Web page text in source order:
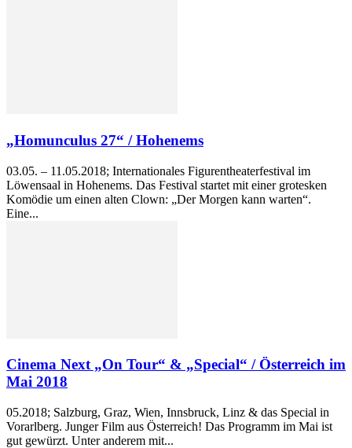
„Homunculus 27“ / Hohenems
03.05. – 11.05.2018; Internationales Figurentheaterfestival im
Löwensaal in Hohenems. Das Festival startet mit einer grotesken
Komödie um einen alten Clown: „Der Morgen kann warten“.
Eine...
Cinema Next „On Tour“ & „Special“ / Österreich im
Mai 2018
05.2018; Salzburg, Graz, Wien, Innsbruck, Linz & das Special in
Vorarlberg. Junger Film aus Österreich! Das Programm im Mai ist
gut gewürzt. Unter anderem mit...